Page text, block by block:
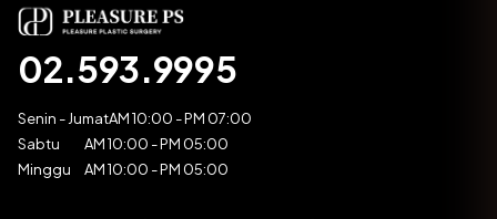
02.593.9995
Senin - JumatAM 10:00 - PM 07:00
Sabtu
AM 10:00 - PM 05:00
Minggu
AM 10:00 - PM 05:00